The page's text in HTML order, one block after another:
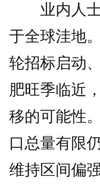
业内人
于全球洼地
轮招标启动
肥旺季临近
移的可能性
口总量有限
维持区间偏